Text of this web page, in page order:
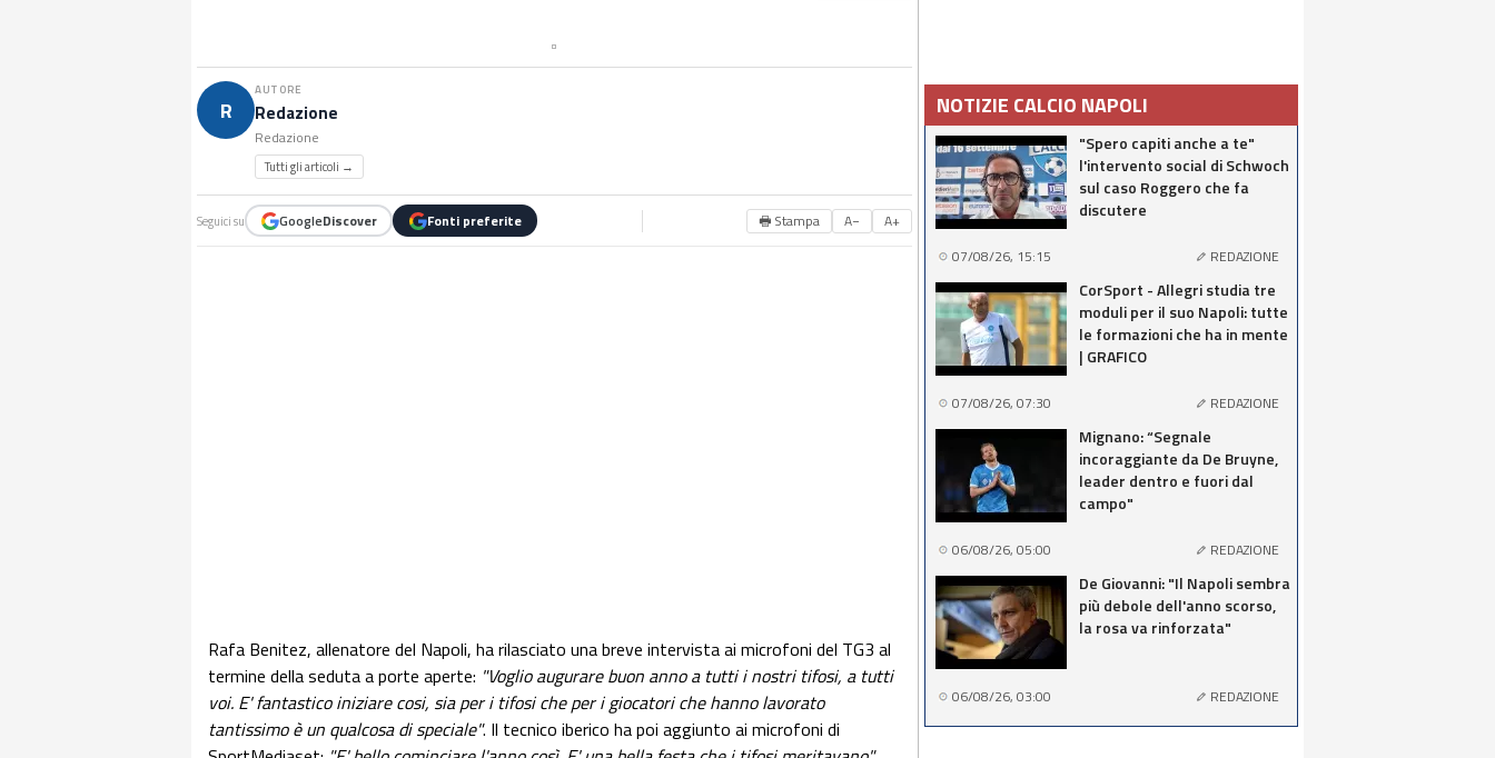
R
AUTORE
Redazione
Redazione
Tutti gli articoli →
Seguici su GoogleDiscover Fonti preferite 🖶 Stampa A− A+
Rafa Benitez, allenatore del Napoli, ha rilasciato una breve intervista ai microfoni del TG3 al
termine della seduta a porte aperte: "Voglio augurare buon anno a tutti i nostri tifosi, a tutti
voi. E' fantastico iniziare cosi, sia per i tifosi che per i giocatori che hanno lavorato
tantissimo è un qualcosa di speciale". Il tecnico iberico ha poi aggiunto ai microfoni di
NOTIZIE CALCIO NAPOLI
"Spero capiti anche a te"
l'intervento social di Schwoch
sul caso Roggero che fa
discutere
07/08/26, 15:15 REDAZIONE
CorSport - Allegri studia tre
moduli per il suo Napoli: tutte
le formazioni che ha in mente
| GRAFICO
07/08/26, 07:30 REDAZIONE
Mignano: “Segnale
incoraggiante da De Bruyne,
leader dentro e fuori dal
campo"
06/08/26, 05:00 REDAZIONE
De Giovanni: "Il Napoli sembra
più debole dell'anno scorso,
la rosa va rinforzata"
06/08/26, 03:00 REDAZIONE